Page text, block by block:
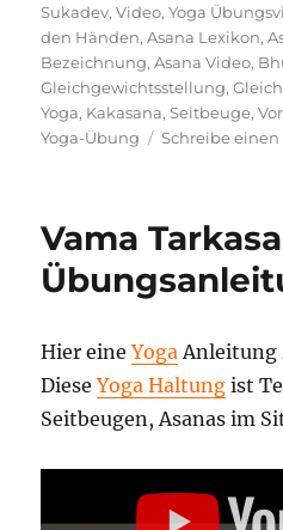
am
Sukadev,Video,Yoga
den Händen,Asana Lexikon,
Bezeichnung,Asana Video,
Gleichgewichtsstellung,
Yoga, Kakasana,Seitbeuge,
Yoga-Übung
Schreibe
Vama
Hier eineYoga
DieseYoga Haltung ist
Seitbeugen, Asanas im
TARKASANA“